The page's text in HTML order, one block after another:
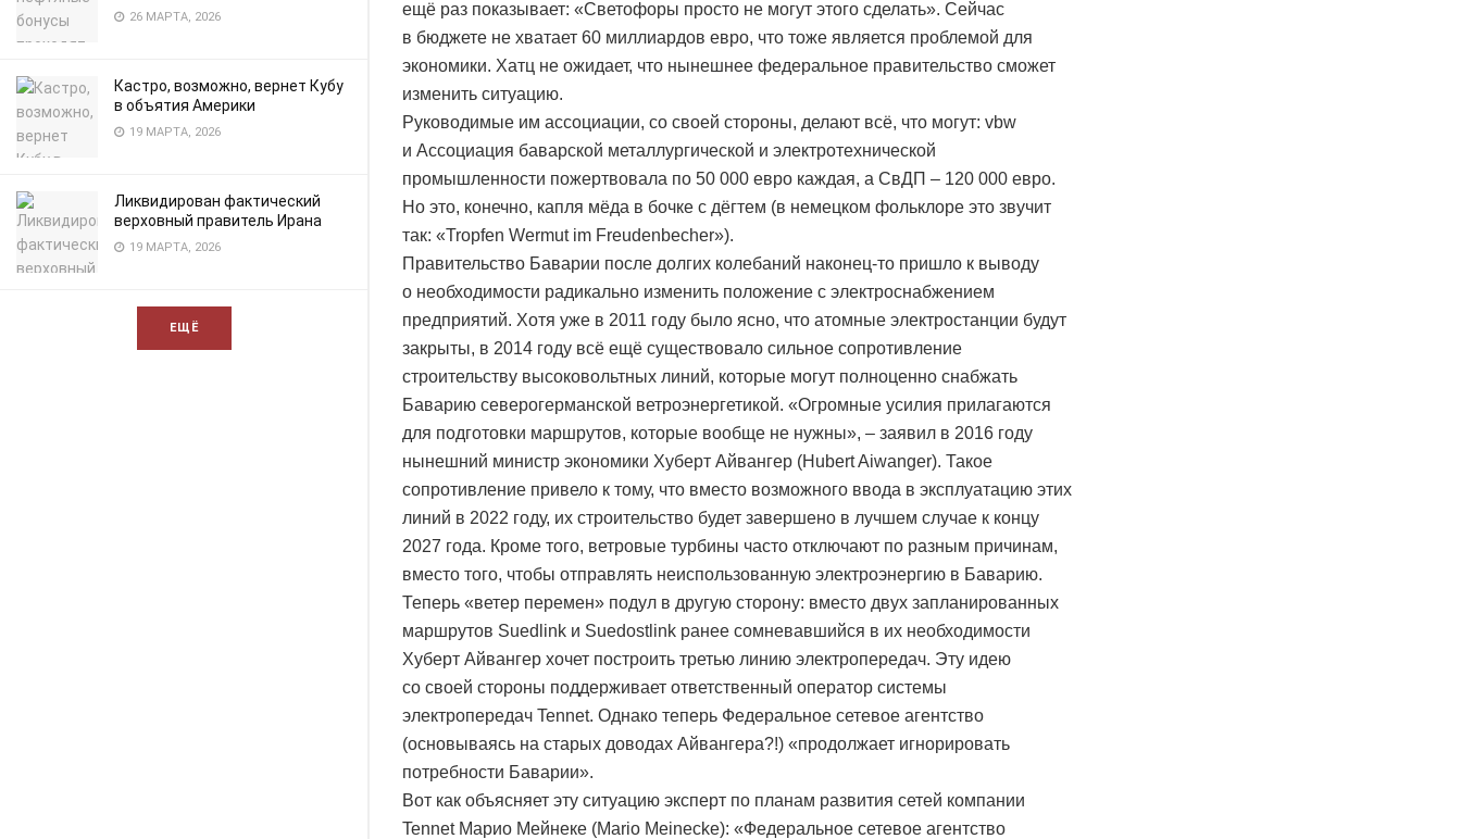
26 МАРТА, 2026
Кастро, возможно, вернет Кубу
в объятия Америки
19 МАРТА, 2026
Ликвидирован фактический
верховный правитель Ирана
19 МАРТА, 2026
ЕЩЁ
ещё раз показывает: «Светофоры просто не могут этого сделать». Сейчас
в бюджете не хватает 60 миллиардов евро, что тоже является проблемой для
экономики. Хатц не ожидает, что нынешнее федеральное правительство сможет
изменить ситуацию.
Руководимые им ассоциации, со своей стороны, делают всё, что могут: vbw
и Ассоциация баварской металлургической и электротехнической
промышленности пожертвовала по 50 000 евро каждая, а СвДП – 120 000 евро.
Но это, конечно, капля мёда в бочке с дёгтем (в немецком фольклоре это звучит
так: «Tropfen Wermut im Freudenbecher»).
Правительство Баварии после долгих колебаний наконец-то пришло к выводу
о необходимости радикально изменить положение с электроснабжением
предприятий. Хотя уже в 2011 году было ясно, что атомные электростанции будут
закрыты, в 2014 году всё ещё существовало сильное сопротивление
строительству высоковольтных линий, которые могут полноценно снабжать
Баварию северогерманской ветроэнергетикой. «Огромные усилия прилагаются
для подготовки маршрутов, которые вообще не нужны», – заявил в 2016 году
нынешний министр экономики Хуберт Айвангер (Hubert Aiwanger). Такое
сопротивление привело к тому, что вместо возможного ввода в эксплуатацию этих
линий в 2022 году, их строительство будет завершено в лучшем случае к концу
2027 года. Кроме того, ветровые турбины часто отключают по разным причинам,
вместо того, чтобы отправлять неиспользованную электроэнергию в Баварию.
Теперь «ветер перемен» подул в другую сторону: вместо двух запланированных
маршрутов Suedlink и Suedostlink ранее сомневавшийся в их необходимости
Хуберт Айвангер хочет построить третью линию электропередач. Эту идею
со своей стороны поддерживает ответственный оператор системы
электропередач Tennet. Однако теперь Федеральное сетевое агентство
(основываясь на старых доводах Айвангера?!) «продолжает игнорировать
потребности Баварии».
Вот как объясняет эту ситуацию эксперт по планам развития сетей компании
Tennet Марио Мейнеке (Mario Meinecke): «Федеральное сетевое агентство